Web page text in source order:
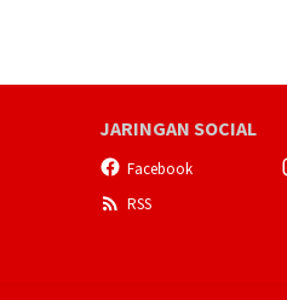
JARINGAN SOCIAL
Facebook
RSS